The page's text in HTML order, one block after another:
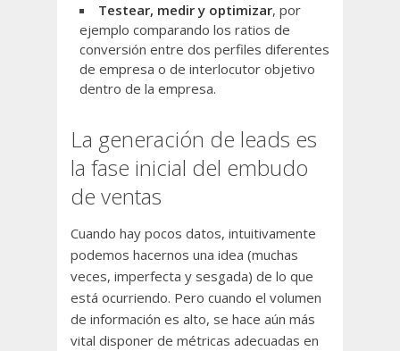
Testear, medir y optimizar, por
ejemplo comparando los ratios de
conversión entre dos perfiles diferentes
de empresa o de interlocutor objetivo
dentro de la empresa.
La generación de leads es
la fase inicial del embudo
de ventas
Cuando hay pocos datos, intuitivamente
podemos hacernos una idea (muchas
veces, imperfecta y sesgada) de lo que
está ocurriendo. Pero cuando el volumen
de información es alto, se hace aún más
vital disponer de métricas adecuadas en